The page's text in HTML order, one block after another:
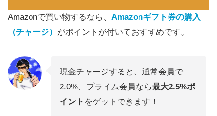
Amazonで買い物するなら、 Amazonギフト券の購入
（チャージ） がポイントが付いておすすめです。
現金チャージすると、通常会員で
2.0%、プライム会員なら最大2.5%ポ
イント をゲットできます！